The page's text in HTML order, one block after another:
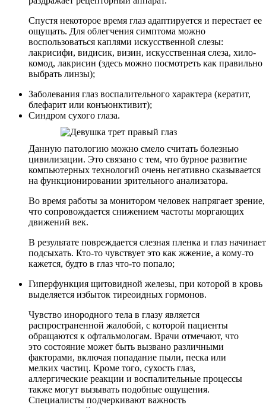
Спустя некоторое время глаз адаптируется и перестает ее
ощущать. Для облегчения симптома можно
воспользоваться каплями искусственной слезы:
лакрисифи, видисик, визин, искусственная слеза, хило-
комод, лакрисин (здесь можно посмотреть как правильно
выбрать линзы);
Заболевания глаз воспалительного характера (кератит,
блефарит или конъюнктивит);
Синдром сухого глаза.
Данную патологию можно смело считать болезнью
цивилизации. Это связано с тем, что бурное развитие
компьютерных технологий очень негативно сказывается
на функционировании зрительного анализатора.
Во время работы за монитором человек напрягает зрение,
что сопровождается снижением частоты моргающих
движений век.
В результате повреждается слезная пленка и глаз начинает
подсыхать. Кто-то чувствует это как жжение, а кому-то
кажется, будто в глаз что-то попало;
Гиперфункция щитовидной железы, при которой в кровь
выделяется избыток тиреоидных гормонов.
Чувство инородного тела в глазу является
распространенной жалобой, с которой пациенты
обращаются к офтальмологам. Врачи отмечают, что
это состояние может быть вызвано различными
факторами, включая попадание пыли, песка или
мелких частиц. Кроме того, сухость глаз,
аллергические реакции и воспалительные процессы
также могут вызывать подобные ощущения.
Специалисты подчеркивают важность